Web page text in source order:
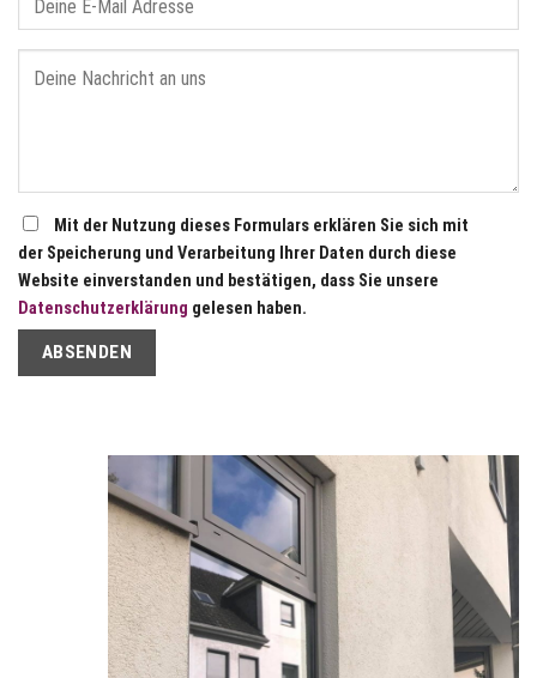
Mit der Nutzung dieses Formulars erklären Sie sich mit
der Speicherung und Verarbeitung Ihrer Daten durch diese
Website einverstanden und bestätigen, dass Sie unsere
Datenschutzerklärung gelesen haben.